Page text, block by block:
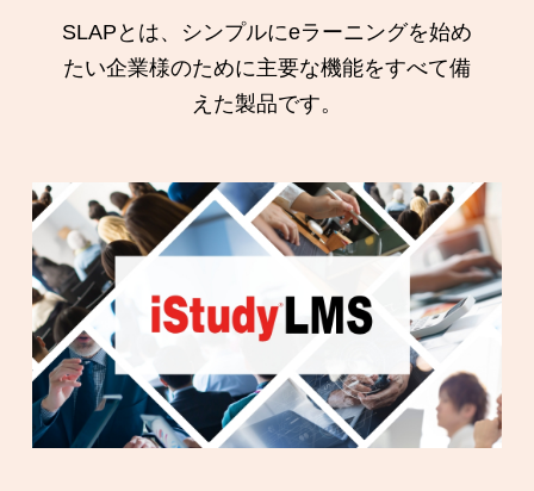
SLAPとは、シンプルにeラーニングを始め
たい企業様のために主要な機能をすべて備
えた製品です。